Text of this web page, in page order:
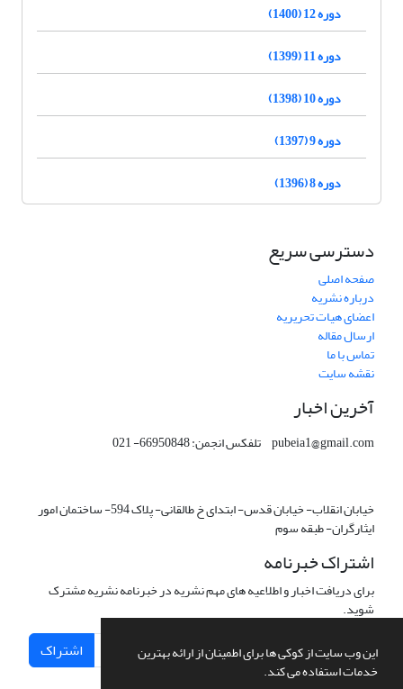
این وب سایت از کوکی ها برای اطمینان از ارائه بهترین
خدمات استفاده می کند.
دوره 12 (1400)
دوره 11 (1399)
دوره 10 (1398)
دوره 9 (1397)
دوره 8 (1396)
دسترسی سریع
صفحه اصلی
درباره نشریه
اعضای هیات تحریریه
ارسال مقاله
تماس با ما
نقشه سایت
آخرین اخبار
pubeia1@gmail.com تلفکس انجمن: 66950848- 021
خیابان انقلاب- خیابان قدس- ابتدای خ طالقانی- پلاک 594- ساختمان امور
ایثارگران- طبقه سوم
اشتراک خبرنامه
برای دریافت اخبار و اطلاعیه های مهم نشریه در خبرنامه نشریه مشترک
شوید.
اشتراک